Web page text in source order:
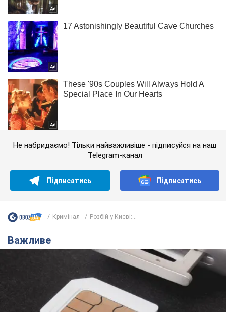
Не набридаємо! Тільки найважливіше - підписуйся на наш
Telegram-канал
Підписатись Підписатись
Кримінал Розбій у Києві:...
Важливе